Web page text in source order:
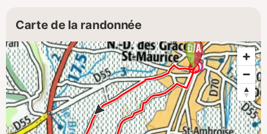
Carte de la randonnée